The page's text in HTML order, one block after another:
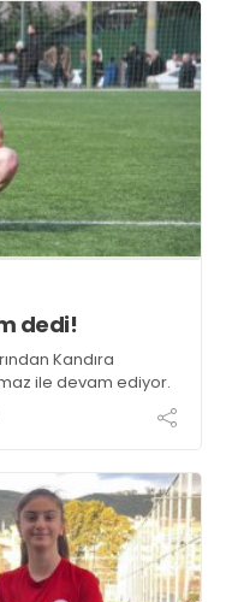
dedi!
Kandıra
ile devam ediyor.